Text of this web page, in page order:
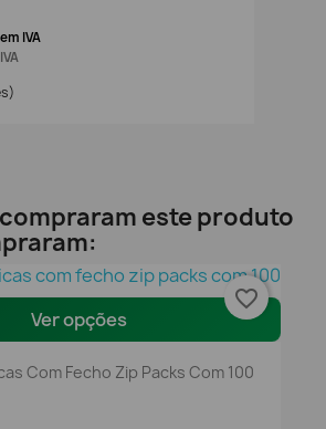
IVA
este produto
Ver opções
Com Fecho Zip Packs Com 100
favorite_border